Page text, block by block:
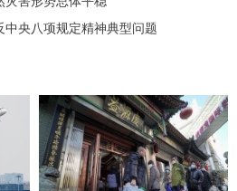
央八项规定精神典型问题